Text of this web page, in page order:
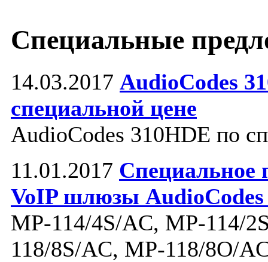
Специальные
14.03.2017 AudioCodes
специальной цене
AudioCodes 310HDE по
11.01.2017 Специальное
VoIP шлюзы AudioCodes
MP-114/4S/AC, MP-114/
118/8S/AC, MP-118/8O/